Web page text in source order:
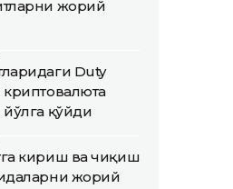
жорий
Duty
қўйди
кириш ва чиқиш
жорий